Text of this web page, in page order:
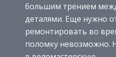
большим трением
деталями. Еще нужно
ремонтировать во
поломку невозможно.